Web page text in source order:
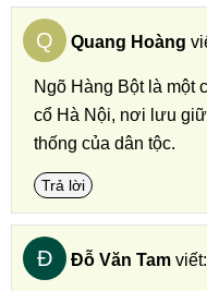
Q Quang Hoàng
Ngõ Hàng Bột là một
cổ Hà Nội, nơi lưu
thống của dân tộc.
Trả lời
Đ Đỗ Văn Tam viết: